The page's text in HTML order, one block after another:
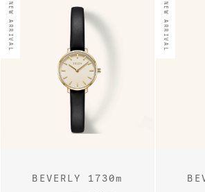
NEW ARRIVAL
BEVERLY 1730m
NEW ARRIVAL